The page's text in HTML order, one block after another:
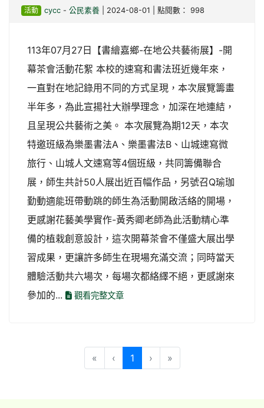
活動 cycc- 公民素養| 2024-08-01 | 點閱數： 998
113年07月27日【書繪嘉鄉-在地公共藝術展】-開
幕茶會活動花絮 本校的速寫和書法班近幾年來，
一直對在地記錄用不同的方式呈現，本次展覽籌畫
半年多，為此宣揚社大辦學理念，加深在地連結，
且呈現公共藝術之美。 本次展覽為期12天，本次
特邀班級為樂墨書法A、樂墨書法B、山城速寫微
旅行、山城人文速寫等4個班級，共同籌備聯合
展，師生共計50人展出近百幅作品，另號召Q瑜珈
勤動適能班帶動跳的師生為活動開啟活絡的開場，
更感謝花藝美學實作-黃秀卿老師為此活動精心準
備的植栽創意設計，這次開幕茶會不僅盛大展出學
習成果，更讓許多師生在現場充滿交流；同時當天
體驗活動共六場次，每場次都絡繹不絕，更感謝來
參加的...
觀看完整文章
« ‹ 1(目前頁次)
› »